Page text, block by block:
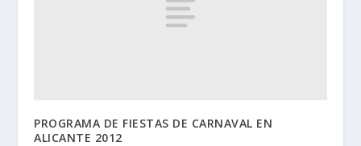
PROGRAMA DE FIESTAS DE CARNAVAL EN
ALICANTE 2012